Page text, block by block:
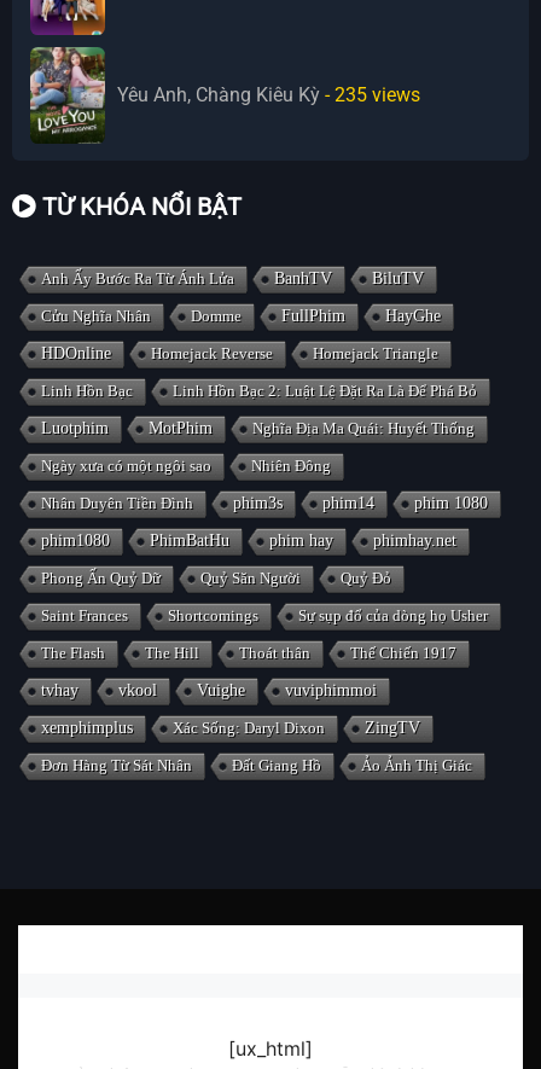
Yêu Anh, Chàng Kiêu Kỳ - 235 views
TỪ KHÓA NỔI BẬT
Anh Ấy Bước Ra Từ Ánh Lửa BanhTV BiluTV
Cửu Nghĩa Nhân Domme FullPhim HayGhe
HDOnline Homejack Reverse Homejack Triangle
Linh Hồn Bạc Linh Hồn Bạc 2: Luật Lệ Đặt Ra Là Để Phá Bỏ
Luotphim MotPhim Nghĩa Địa Ma Quái: Huyết Thống
Ngày xưa có một ngôi sao Nhiên Đông
Nhân Duyên Tiền Đình phim3s phim14 phim 1080
phim1080 PhimBatHu phim hay phimhay.net
Phong Ấn Quỷ Dữ Quỷ Săn Người Quỷ Đỏ
Saint Frances Shortcomings Sự sụp đổ của dòng họ Usher
The Flash The Hill Thoát thân Thế Chiến 1917
tvhay vkool Vuighe vuviphimmoi
xemphimplus Xác Sống: Daryl Dixon ZingTV
Đơn Hàng Từ Sát Nhân Đất Giang Hồ Ảo Ảnh Thị Giác